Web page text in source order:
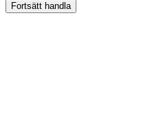
Fortsätt handla